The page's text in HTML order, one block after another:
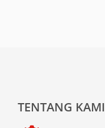
TENTANG KAMI